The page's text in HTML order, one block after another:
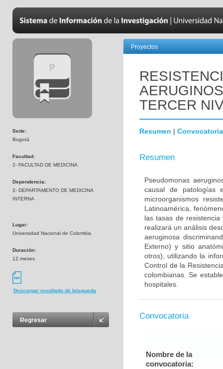
Sede:
Bogotá
Facultad:
2- FACULTAD DE MEDICINA
Dependencia:
2- DEPARTAMENTO DE MEDICINA
INTERNA
Lugar:
Universidad Nacional de Colombia
Duración:
12 meses
Descargar resultado de búsqueda
Regresar
Proyectos
TERCER
Resumen | Convocatoria
Resumen
Pseudomonas
causal de patologías
microorganismos
Latinoamérica,
las tasas de
realizará un análisis
aeruginosa
Externo) y sitio
otros), utilizando la
Control de la
colombianas. Se
hospitales.
Convocatoria
Nombre de la
convocatoria: